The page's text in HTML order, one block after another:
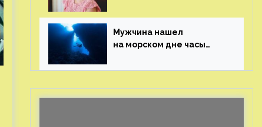
генерала
Мужчина нашел
на морском дне часы
рублей с помощью